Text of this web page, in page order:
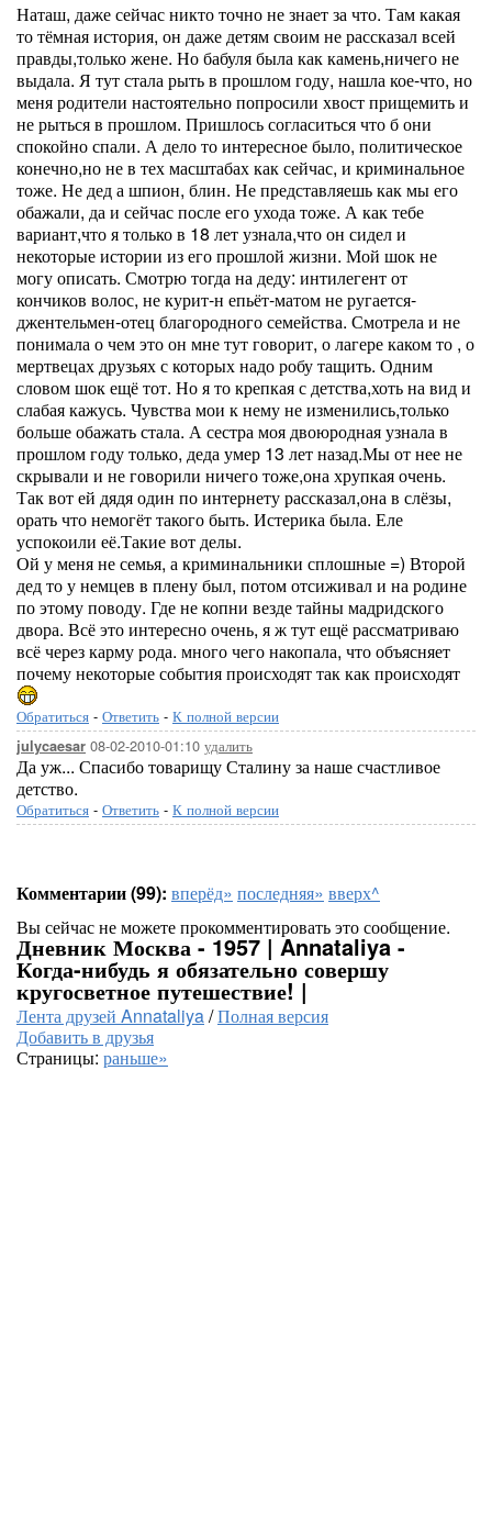
Наташ, даже сейчас никто точно не знает за что. Там какая
то тёмная история, он даже детям своим не рассказал всей
правды,только жене. Но бабуля была как камень,ничего не
выдала. Я тут стала рыть в прошлом году, нашла кое-что, но
меня родители настоятельно попросили хвост прищемить и
не рыться в прошлом. Пришлось согласиться что б они
спокойно спали. А дело то интересное было, политическое
конечно,но не в тех масштабах как сейчас, и криминальное
тоже. Не дед а шпион, блин. Не представляешь как мы его
обажали, да и сейчас после его ухода тоже. А как тебе
вариант,что я только в 18 лет узнала,что он сидел и
некоторые истории из его прошлой жизни. Мой шок не
могу описать. Смотрю тогда на деду: интилегент от
кончиков волос, не курит-н епьёт-матом не ругается-
джентельмен-отец благородного семейства. Смотрела и не
понимала о чем это он мне тут говорит, о лагере каком то , о
мертвецах друзьях с которых надо робу тащить. Одним
словом шок ещё тот. Но я то крепкая с детства,хоть на вид и
слабая кажусь. Чувства мои к нему не изменились,только
больше обажать стала. А сестра моя двоюродная узнала в
прошлом году только, деда умер 13 лет назад.Мы от нее не
скрывали и не говорили ничего тоже,она хрупкая очень.
Так вот ей дядя один по интернету рассказал,она в слёзы,
орать что немогёт такого быть. Истерика была. Еле
успокоили её.Такие вот делы.
Ой у меня не семья, а криминальники сплошные =) Второй
дед то у немцев в плену был, потом отсиживал и на родине
по этому поводу. Где не копни везде тайны мадридского
двора. Всё это интересно очень, я ж тут ещё рассматриваю
всё через карму рода. много чего накопала, что объясняет
почему некоторые события происходят так как происходят
Обратиться - Ответить - К полной версии
julycaesar 08-02-2010-01:10 удалить
Да уж... Спасибо товарищу Сталину за наше счастливое
детство.
Обратиться - Ответить - К полной версии
Комментарии (99): вперёд» последняя» вверх^
Вы сейчас не можете прокомментировать это сообщение.
Дневник Москва - 1957 | Annataliya -
Когда-нибудь я обязательно совершу
кругосветное путешествие! |
Лента друзей Annataliya/Полная версия
Добавить в друзья
Страницы: раньше»